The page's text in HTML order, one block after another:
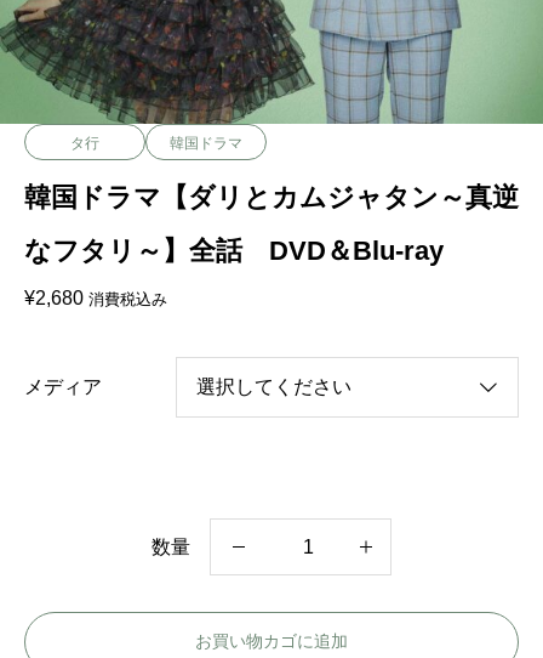
タ行 韓国ドラマ
韓国ドラマ【ダリとカムジャタン～真逆
なフタリ～】全話 DVD＆Blu-ray
¥2,680 消費税込み
メディア
数量
ド
お買い物カゴに追加